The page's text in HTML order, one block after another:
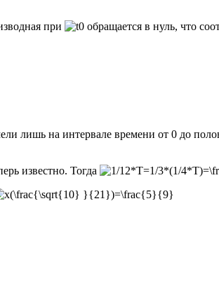
при
обращается в нуль, что
лишь на интервале времени от 0 до
известно. Тогда